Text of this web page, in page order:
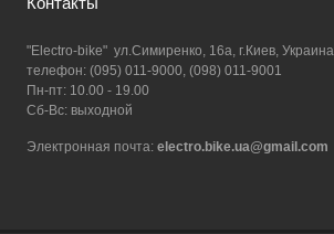
"Electro-bike" ул.Симиренко, 16а, г.Киев, Украина
телефон: (095) 011-9000, (098) 011-9001
Пн-пт: 10.00 - 19.00
Сб-Вс: выходной
Электронная почта: electro.bike.ua@gmail.com